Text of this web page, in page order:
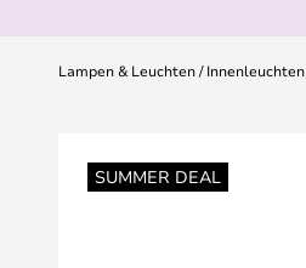
Lampen & Leuchten Innenleuchten
SUMMER DEAL
Ende